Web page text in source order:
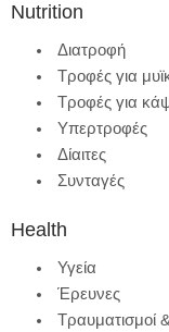
Nutrition
Διατροφή
Τροφές για
Τροφές για
Υπερτροφές
Δίαιτες
Συνταγές
Health
Υγεία
Έρευνες
Τραυματισμοί